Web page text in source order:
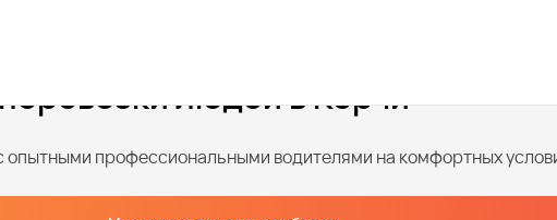
людей в Керчи
опытными профессиональными водителями на комфортных